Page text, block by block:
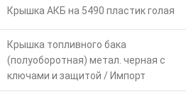
Крышка АКБ на 5490 пластик голая
Крышка топливного бака
(полуоборотная) метал. черная с
ключами и защитой / Импорт